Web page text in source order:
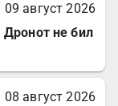
09 август 2026
Дронот не бил
08 август 2026